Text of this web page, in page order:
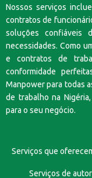
Nossos serviços
contratos de
soluções confiáveis
necessidades. Como
e contratos de
conformidade
Manpower para todas
de trabalho na
para o seu negócio.
Serviços que
Serviços de